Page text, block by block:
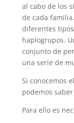
al cabo de los
de cada
diferentes
haplogrupos.
conjunto de
una serie de
Si conocemos
podemos
Para ello es